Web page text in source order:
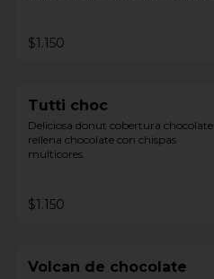
$1.150
Tutti choc
Deliciosa donut cobertura chocolate
rellena chocolate con chispas
multicores.
$1.150
Volcan de chocolate